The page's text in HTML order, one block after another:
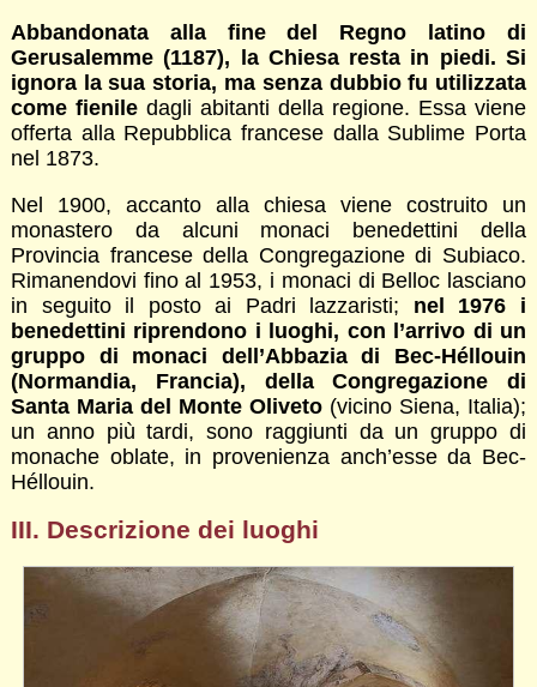
Abbandonata alla fine del Regno latino di
Gerusalemme (1187), la Chiesa resta in piedi. Si
ignora la sua storia, ma senza dubbio fu utilizzata
come fieniledagli abitanti della regione. Essa viene
offerta alla Repubblica francese dalla Sublime Porta
nel 1873.
Nel 1900, accanto alla chiesa viene costruito un
monastero da alcuni monaci benedettini della
Provincia francese della Congregazione di Subiaco.
Rimanendovi fino al 1953, i monaci di Belloc lasciano
in seguito il posto ai Padri lazzaristi; nel 1976 i
benedettini riprendono i luoghi, con l’arrivo di un
gruppo di monaci dell’Abbazia di Bec-Héllouin
(Normandia, Francia), della Congregazione di
Santa Maria del Monte Oliveto (vicino Siena, Italia);
un anno più tardi, sono raggiunti da un gruppo di
monache oblate, in provenienza anch’esse da Bec-
Héllouin.
III. Descrizione dei luoghi